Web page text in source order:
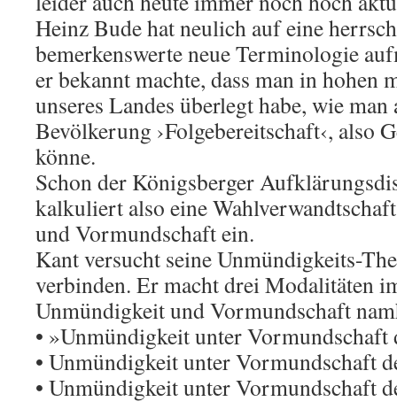
Heinz Bude hat neulich auf eine
bemerkenswerte neue Terminologie
er bekannt machte, dass man in hohen
unseres Landes überlegt habe, wie man
Bevölkerung ›Folgebereitschaft‹, also
könne.
Schon der Königsberger
kalkuliert also eine
und Vormundschaft ein.
Kant versucht seine Unmündigkeits-
verbinden. Er macht drei Modalitäten
Unmündigkeit und Vormundschaft
• »Unmündigkeit unter Vormundschaft
• Unmündigkeit unter Vormundschaft
• Unmündigkeit unter Vormundschaft